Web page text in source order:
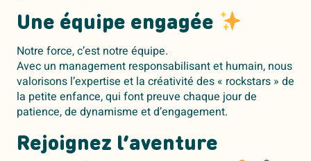
Une équipe engagée
Notre force, c’est notre équipe.
Avec un management responsabilisant et humain, nous
valorisons l’expertise et la créativité des « rockstars » de
la petite enfance, qui font preuve chaque jour de
patience, de dynamisme et d’engagement.
Rejoignez l’aventure